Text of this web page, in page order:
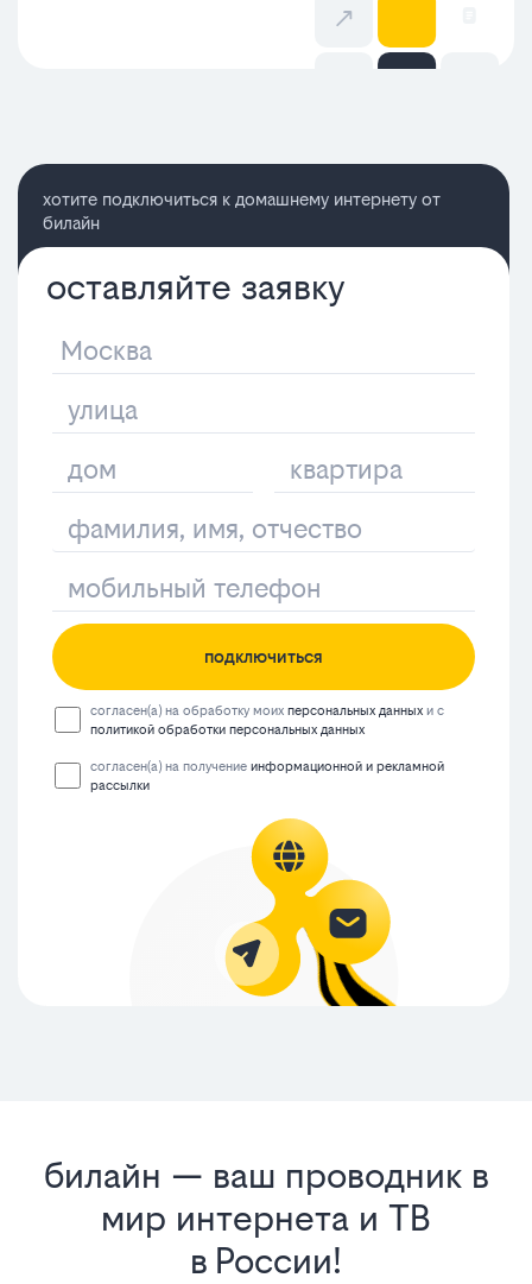
хотите подключиться к домашнему интернету от
билайн
оставляйте заявку
подключиться
согласен(а) на обработку моихперсональных данных и с
политикой обработки персональных данных
согласен(а) на получениеинформационной и рекламной
рассылки
билайн — ваш проводник в
мир интернета и ТВ
в России!